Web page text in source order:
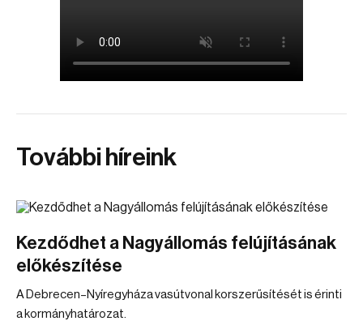
További híreink
Kezdődhet a Nagyállomás felújításának
előkészítése
A Debrecen–Nyíregyháza vasútvonal korszerűsítését is érinti
a kormányhatározat.